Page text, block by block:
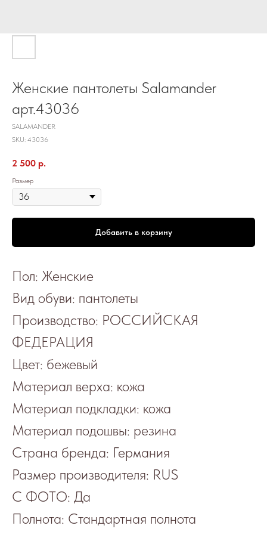
Женские пантолеты Salamander
арт.43036
SALAMANDER
SKU: 43036
2 500 р.
Размер
Добавить в корзину
Пол: Женские
Вид обуви: пантолеты
Производство: РОССИЙСКАЯ
ФЕДЕРАЦИЯ
Цвет: бежевый
Материал верха: кожа
Материал подкладки: кожа
Материал подошвы: резина
Страна бренда: Германия
Размер производителя: RUS
С ФОТО: Да
Полнота: Стандартная полнота